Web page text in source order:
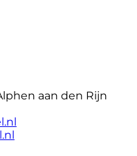
aan den Rijn